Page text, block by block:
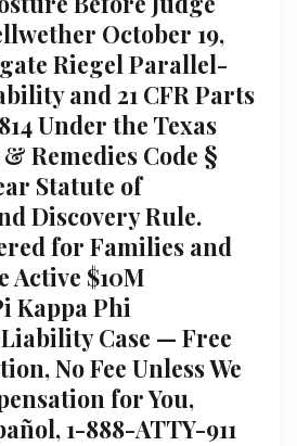
October 19,
Riegel Parallel-
and 21 CFR Parts
Under the Texas
Remedies Code §
Statute of
Discovery Rule.
for Families and
Active $10M
Kappa Phi
Case — Free
No Fee Unless We
for You,
1-888-ATTY-911